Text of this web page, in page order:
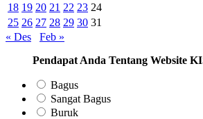
18 19 20 21 22 23 24
25 26 27 28 29 30 31
« Des
Feb »
Pendapat Anda Tentang Website
Bagus
Sangat Bagus
Buruk